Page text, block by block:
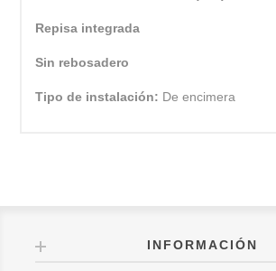
Repisa integrada
Sin rebosadero
Tipo de instalación: De encimera
INFORMACIÓN